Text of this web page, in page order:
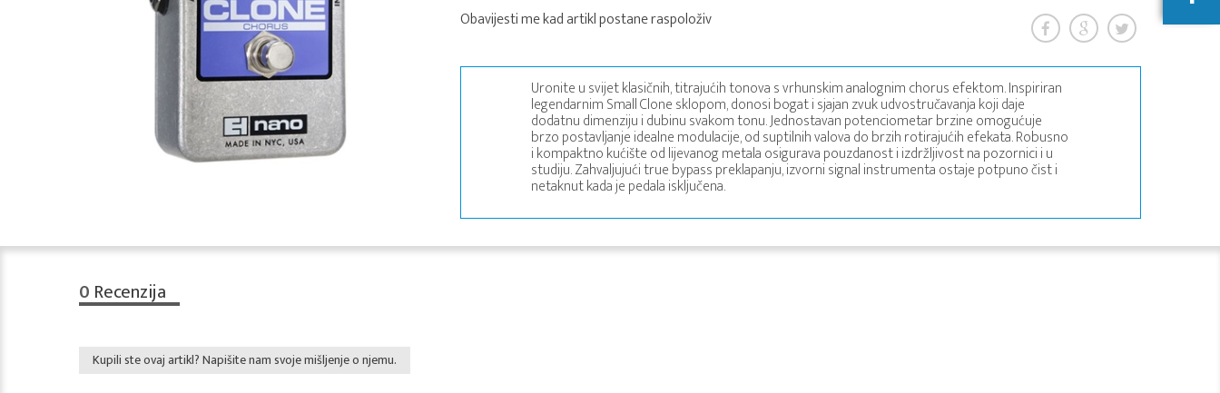
Obavijesti me kad artikl postane raspoloživ
Uronite u svijet klasičnih, titrajućih tonova s vrhunskim analognim chorus efektom. Inspiriran
legendarnim Small Clone sklopom, donosi bogat i sjajan zvuk udvostručavanja koji daje
dodatnu dimenziju i dubinu svakom tonu. Jednostavan potenciometar brzine omogućuje
brzo postavljanje idealne modulacije, od suptilnih valova do brzih rotirajućih efekata. Robusno
i kompaktno kućište od lijevanog metala osigurava pouzdanost i izdržljivost na pozornici i u
studiju. Zahvaljujući true bypass preklapanju, izvorni signal instrumenta ostaje potpuno čist i
netaknut kada je pedala isključena.
0 Recenzija
Kupili ste ovaj artikl? Napišite nam svoje mišljenje o njemu.